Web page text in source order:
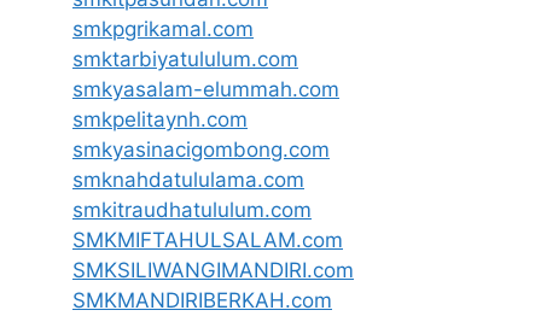
smkpgrikamal.com
smktarbiyatululum.com
smkyasalam-elummah.com
smkpelitaynh.com
smkyasinacigombong.com
smknahdatululama.com
smkitraudhatululum.com
SMKMIFTAHULSALAM.com
SMKSILIWANGIMANDIRI.com
SMKMANDIRIBERKAH.com